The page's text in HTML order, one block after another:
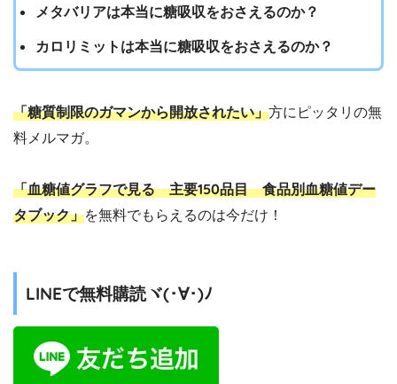
メタバリアは本当に糖吸収をおさえるのか？
カロリミットは本当に糖吸収をおさえるのか？
「糖質制限のガマンから開放されたい」方にピッタリの無
料メルマガ。
「血糖値グラフで見る 主要150品目 食品別血糖値デー
タブック」を無料でもらえるのは今だけ！
LINEで無料購読ヾ(･∀･)ﾉ